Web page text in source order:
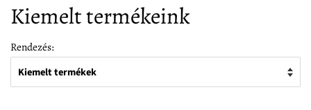
Kiemelt termékeink
Rendezés: